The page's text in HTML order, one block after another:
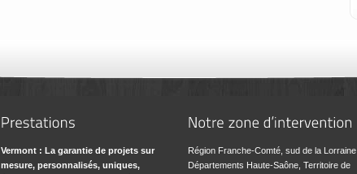
Vermont : La garantie de projets sur
mesure, personnalisés, uniques,
Région Franche-Comté, sud de la Lorraine
Départements Haute-Saône, Territoire de